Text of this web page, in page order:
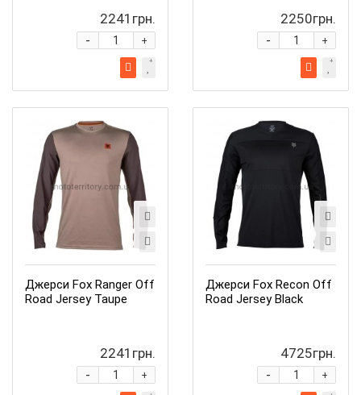
2241грн.
+
-
2250грн.
+
-
Джерси Fox Ranger Off
Road Jersey Taupe
2241грн.
+
-
Джерси Fox Recon Off
Road Jersey Black
4725грн.
+
-